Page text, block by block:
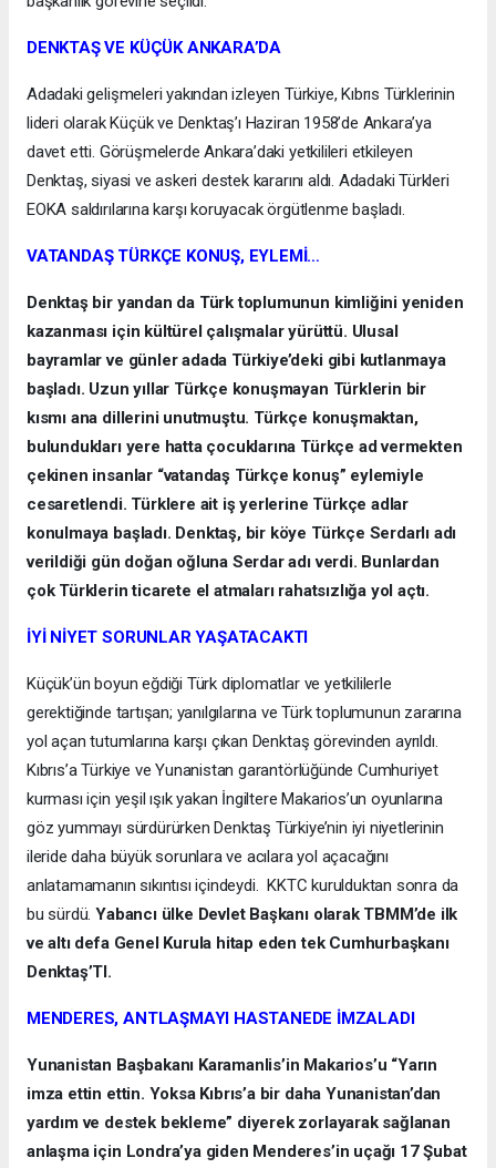
DENKTAŞ VE KÜÇÜK ANKARA’DA
Adadaki gelişmeleri yakından izleyen Türkiye, Kıbrıs Türklerinin
lideri olarak Küçük ve Denktaş’ı Haziran 1958’de Ankara’ya
davet etti. Görüşmelerde Ankara’daki yetkilileri etkileyen
Denktaş, siyasi ve askeri destek kararını aldı. Adadaki Türkleri
EOKA saldırılarına karşı koruyacak örgütlenme başladı.
VATANDAŞ TÜRKÇE KONUŞ, EYLEMİ…
Denktaş bir yandan da Türk toplumunun kimliğini yeniden
kazanması için kültürel çalışmalar yürüttü. Ulusal
bayramlar ve günler adada Türkiye’deki gibi kutlanmaya
başladı. Uzun yıllar Türkçe konuşmayan Türklerin bir
kısmı ana dillerini unutmuştu. Türkçe konuşmaktan,
bulundukları yere hatta çocuklarına Türkçe ad vermekten
çekinen insanlar “vatandaş Türkçe konuş” eylemiyle
cesaretlendi. Türklere ait iş yerlerine Türkçe adlar
konulmaya başladı. Denktaş, bir köye Türkçe Serdarlı adı
verildiği gün doğan oğluna Serdar adı verdi. Bunlardan
çok Türklerin ticarete el atmaları rahatsızlığa yol açtı.
İYİ NİYET SORUNLAR YAŞATACAKTI
Küçük’ün boyun eğdiği Türk diplomatlar ve yetkililerle
gerektiğinde tartışan; yanılgılarına ve Türk toplumunun zararına
yol açan tutumlarına karşı çıkan Denktaş görevinden ayrıldı.
Kıbrıs’a Türkiye ve Yunanistan garantörlüğünde Cumhuriyet
kurması için yeşil ışık yakan İngiltere Makarios’un oyunlarına
göz yummayı sürdürürken Denktaş Türkiye’nin iyi niyetlerinin
ileride daha büyük sorunlara ve acılara yol açacağını
anlatamamanın sıkıntısı içindeydi. KKTC kurulduktan sonra da
bu sürdü.Yabancı ülke Devlet Başkanı olarak TBMM’de ilk
ve altı defa Genel Kurula hitap eden tek Cumhurbaşkanı
Denktaş’TI.
MENDERES, ANTLAŞMAYI HASTANEDE İMZALADI
Yunanistan Başbakanı Karamanlis’in Makarios’u “Yarın
imza ettin ettin. Yoksa Kıbrıs’a bir daha Yunanistan’dan
yardım ve destek bekleme” diyerek zorlayarak sağlanan
anlaşma için Londra’ya giden Menderes’in uçağı 17 Şubat